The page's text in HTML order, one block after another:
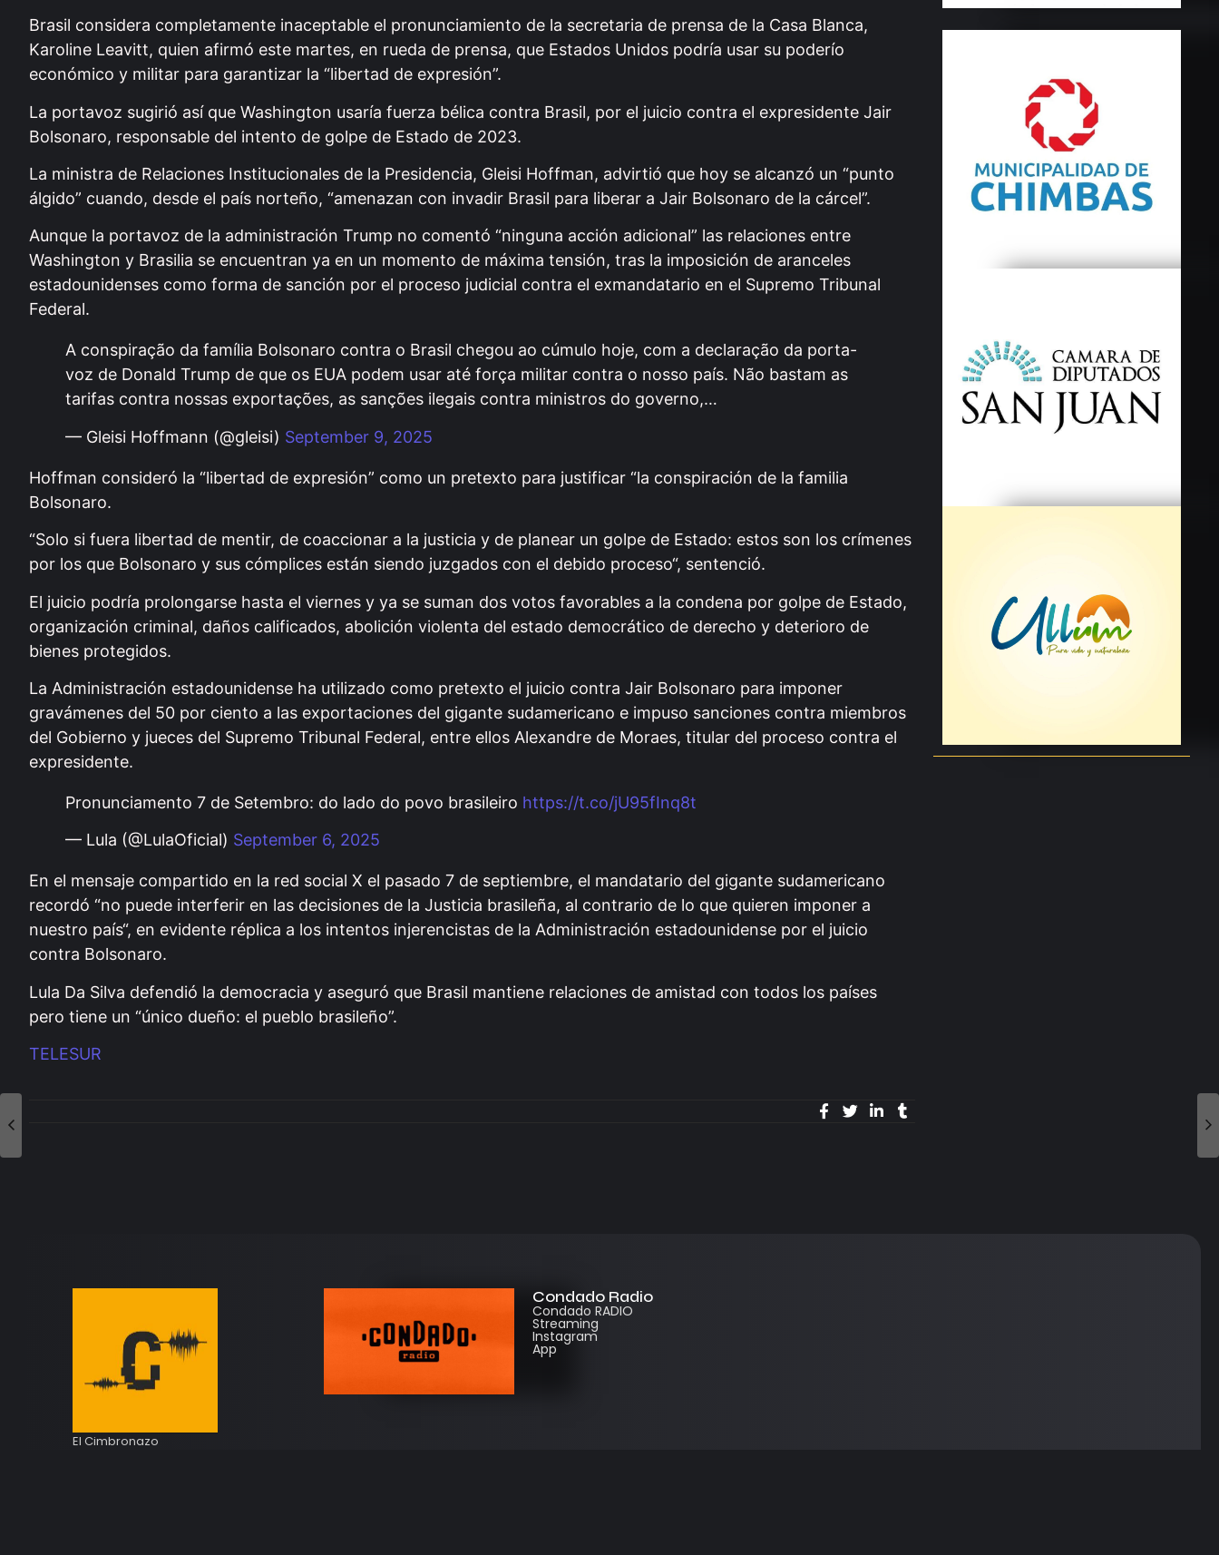
Brasil considera completamente inaceptable el pronunciamiento de la secretaria de prensa de la Casa Blanca,
Karoline Leavitt, quien afirmó este martes, en rueda de prensa, que Estados Unidos podría usar su poderío
económico y militar para garantizar la “libertad de expresión”.
La portavoz sugirió así que Washington usaría fuerza bélica contra Brasil, por el juicio contra el expresidente Jair
Bolsonaro, responsable del intento de golpe de Estado de 2023.
La ministra de Relaciones Institucionales de la Presidencia, Gleisi Hoffman, advirtió que hoy se alcanzó un “punto
álgido” cuando, desde el país norteño, “amenazan con invadir Brasil para liberar a Jair Bolsonaro de la cárcel”.
Aunque la portavoz de la administración Trump no comentó “ninguna acción adicional” las relaciones entre
Washington y Brasilia se encuentran ya en un momento de máxima tensión, tras la imposición de aranceles
estadounidenses como forma de sanción por el proceso judicial contra el exmandatario en el Supremo Tribunal
Federal.
A conspiração da família Bolsonaro contra o Brasil chegou ao cúmulo hoje, com a declaração da porta-
voz de Donald Trump de que os EUA podem usar até força militar contra o nosso país. Não bastam as
tarifas contra nossas exportações, as sanções ilegais contra ministros do governo,…
— Gleisi Hoffmann (@gleisi) September 9, 2025
Hoffman consideró la “libertad de expresión” como un pretexto para justificar “la conspiración de la familia
Bolsonaro.
“Solo si fuera libertad de mentir, de coaccionar a la justicia y de planear un golpe de Estado: estos son los crímenes
por los que Bolsonaro y sus cómplices están siendo juzgados con el debido proceso“, sentenció.
El juicio podría prolongarse hasta el viernes y ya se suman dos votos favorables a la condena por golpe de Estado,
organización criminal, daños calificados, abolición violenta del estado democrático de derecho y deterioro de
bienes protegidos.
La Administración estadounidense ha utilizado como pretexto el juicio contra Jair Bolsonaro para imponer
gravámenes del 50 por ciento a las exportaciones del gigante sudamericano e impuso sanciones contra miembros
del Gobierno y jueces del Supremo Tribunal Federal, entre ellos Alexandre de Moraes, titular del proceso contra el
expresidente.
Pronunciamento 7 de Setembro: do lado do povo brasileiro https://t.co/jU95fInq8t
— Lula (@LulaOficial) September 6, 2025
En el mensaje compartido en la red social X el pasado 7 de septiembre, el mandatario del gigante sudamericano
recordó “no puede interferir en las decisiones de la Justicia brasileña, al contrario de lo que quieren imponer a
nuestro país“, en evidente réplica a los intentos injerencistas de la Administración estadounidense por el juicio
contra Bolsonaro.
Lula Da Silva defendió la democracia y aseguró que Brasil mantiene relaciones de amistad con todos los países
pero tiene un “único dueño: el pueblo brasileño”.
TELESUR
El Cimbronazo
Condado Radio
Condado RADIO
Streaming
Instagram
App